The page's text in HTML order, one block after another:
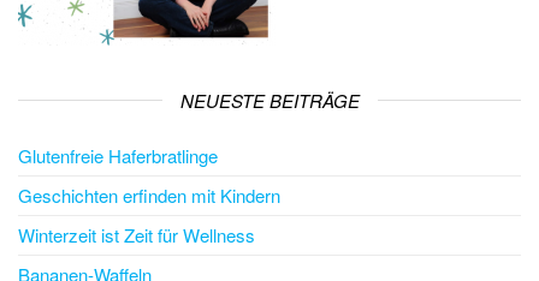
NEUESTE BEITRÄGE
Glutenfreie Haferbratlinge
Geschichten erfinden mit Kindern
Winterzeit ist Zeit für Wellness
Bananen-Waffeln